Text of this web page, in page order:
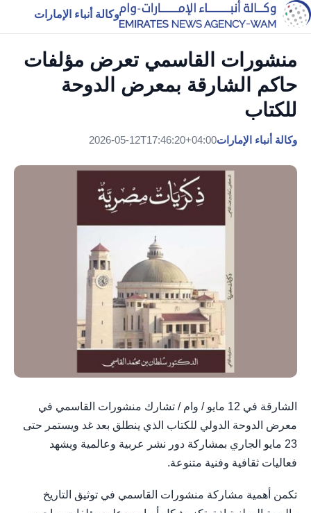
وكالة أنباء الإمارات
منشورات القاسمي تعرض مؤلفات
حاكم الشارقة بمعرض الدوحة
للكتاب
وكالة أنباء الإمارات2026-05-12T17:46:20+04:00
الشارقة في 12 مايو / وام / تشارك منشورات القاسمي في
معرض الدوحة الدولي للكتاب الذي ينطلق بعد غد ويستمر حتى
23 مايو الجاري بمشاركة دور نشر عربية وعالمية ويشهد
فعاليات ثقافية وفنية متنوعة.
تكمن أهمية مشاركة منشورات القاسمي في توثيق التاريخ